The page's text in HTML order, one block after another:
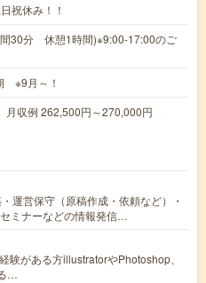
祝休み！！
30分 休憩1時間)※9:00-17:00のご
※9月～！
収例 262,500円～270,000円
運営保守（原稿作成・依頼など）・
ミナーなどの情報発信…
験がある方illustratorやPhotoshop、
…